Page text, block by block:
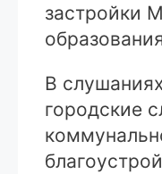
застройки
В
городские